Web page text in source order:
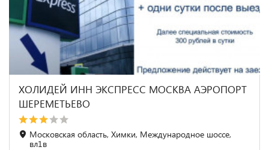
ХОЛИДЕЙ ИНН ЭКСПРЕСС МОСКВА АЭРОПОРТ
ШЕРЕМЕТЬЕВО
Московская область, Химки, Международное шоссе,
вл1в